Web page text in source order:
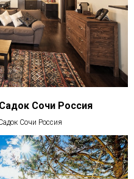
Сочи Россия
Сочи Россия